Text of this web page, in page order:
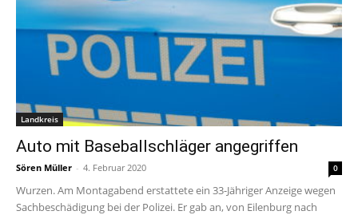
Landkreis
Auto mit Baseballschläger angegriffen
Sören Müller - 4. Februar 2020 0
Wurzen. Am Montagabend erstattete ein 33-Jähriger Anzeige wegen
Sachbeschädigung bei der Polizei. Er gab an, von Eilenburg nach